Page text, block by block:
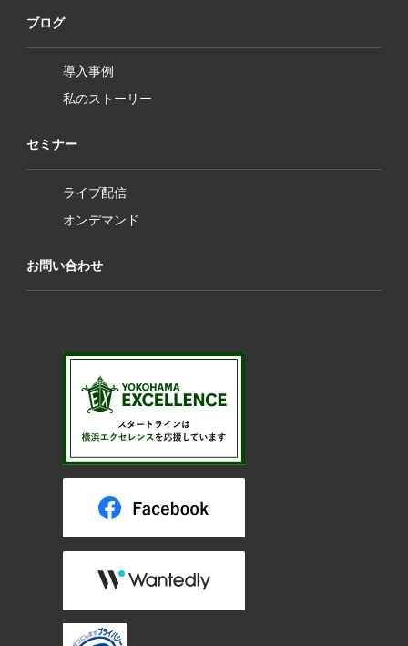
ブログ
導入事例
私のストーリー
セミナー
ライブ配信
オンデマンド
お問い合わせ